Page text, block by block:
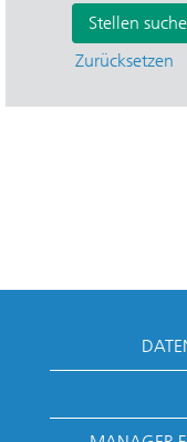
Zurücksetzen